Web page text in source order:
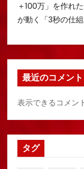
＋100万」を作れ
が動く「3秒の仕
最近のコメント
表示できるコメン
タグ